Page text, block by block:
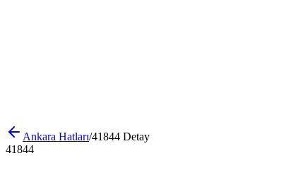
Ankara Hatları/41844 Detay
41844